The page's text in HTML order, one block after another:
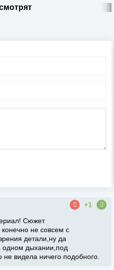
+1
Сюжет
не совсем с
детали,ну да
одном дыхании,под
видела ничего подобного.